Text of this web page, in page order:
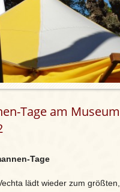
Tage am
Tage
lädt wieder zum